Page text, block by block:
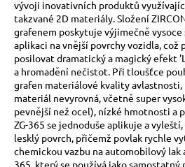
vývoji inovativních produktů
takzvané 2D materiály. Složení
grafenem poskytuje výjimečně
aplikaci na vnější povrchy vozidla, což
posilovat dramatický a magický efekt
a hromadění nečistot. Při tloušťce
grafen materiálové kvality avlastnosti,
materiál nevyrovná, včetně super
pevnější než ocel), nízké hmotnosti a
ZG-365 se jednoduše aplikuje a
lesklý povrch, přičemž povlak rychle
chemickou vazbu na automobilový lak
365, který se používá jako samostatný
t
?
HLEDAT
D